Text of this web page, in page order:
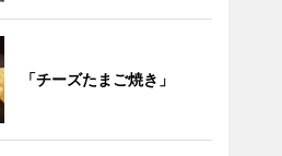
「チーズたまご焼き」